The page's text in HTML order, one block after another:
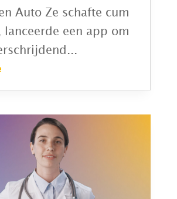
Auto Ze schafte cum
lanceerde een app om